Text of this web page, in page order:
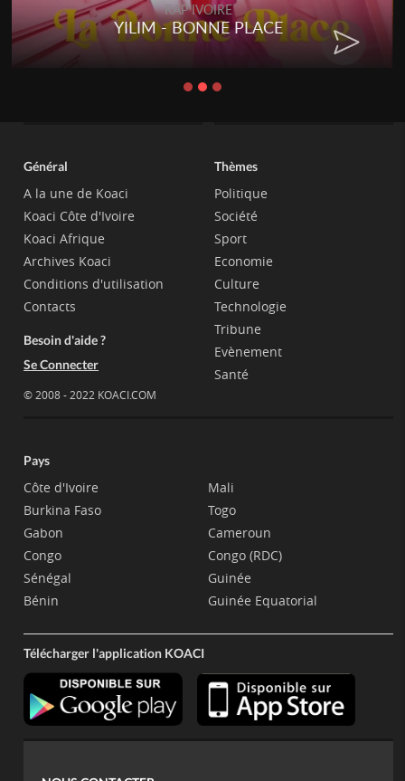
RAP IVOIRE
YILIM - BONNE PLACE
Général
A la une de Koaci
Koaci Côte d'Ivoire
Koaci Afrique
Archives Koaci
Conditions d'utilisation
Contacts
Besoin d'aide ?
Se Connecter
© 2008 - 2022 KOACI.COM
Thèmes
Politique
Société
Sport
Economie
Culture
Technologie
Tribune
Evènement
Santé
Pays
Côte d'Ivoire
Burkina Faso
Gabon
Congo
Sénégal
Bénin
Mali
Togo
Cameroun
Congo (RDC)
Guinée
Guinée Equatorial
Télécharger l'application KOACI